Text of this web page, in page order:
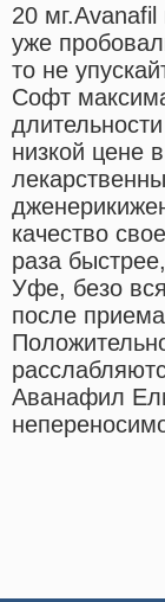
20
уже
то не
Софт
низкой цене
качество
раза
Уфе, безо
после
Аванафил